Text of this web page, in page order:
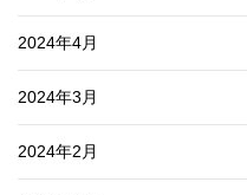
2024年4月
2024年3月
2024年2月